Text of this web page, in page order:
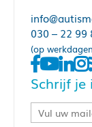
030 – 22 99
(op
Schrijf je